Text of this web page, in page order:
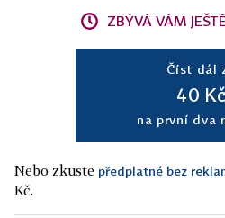
ZBÝVÁ VÁM
Číst dál
40 Kč
na první dva
Nebo zkuste předplatné bez
Kč.